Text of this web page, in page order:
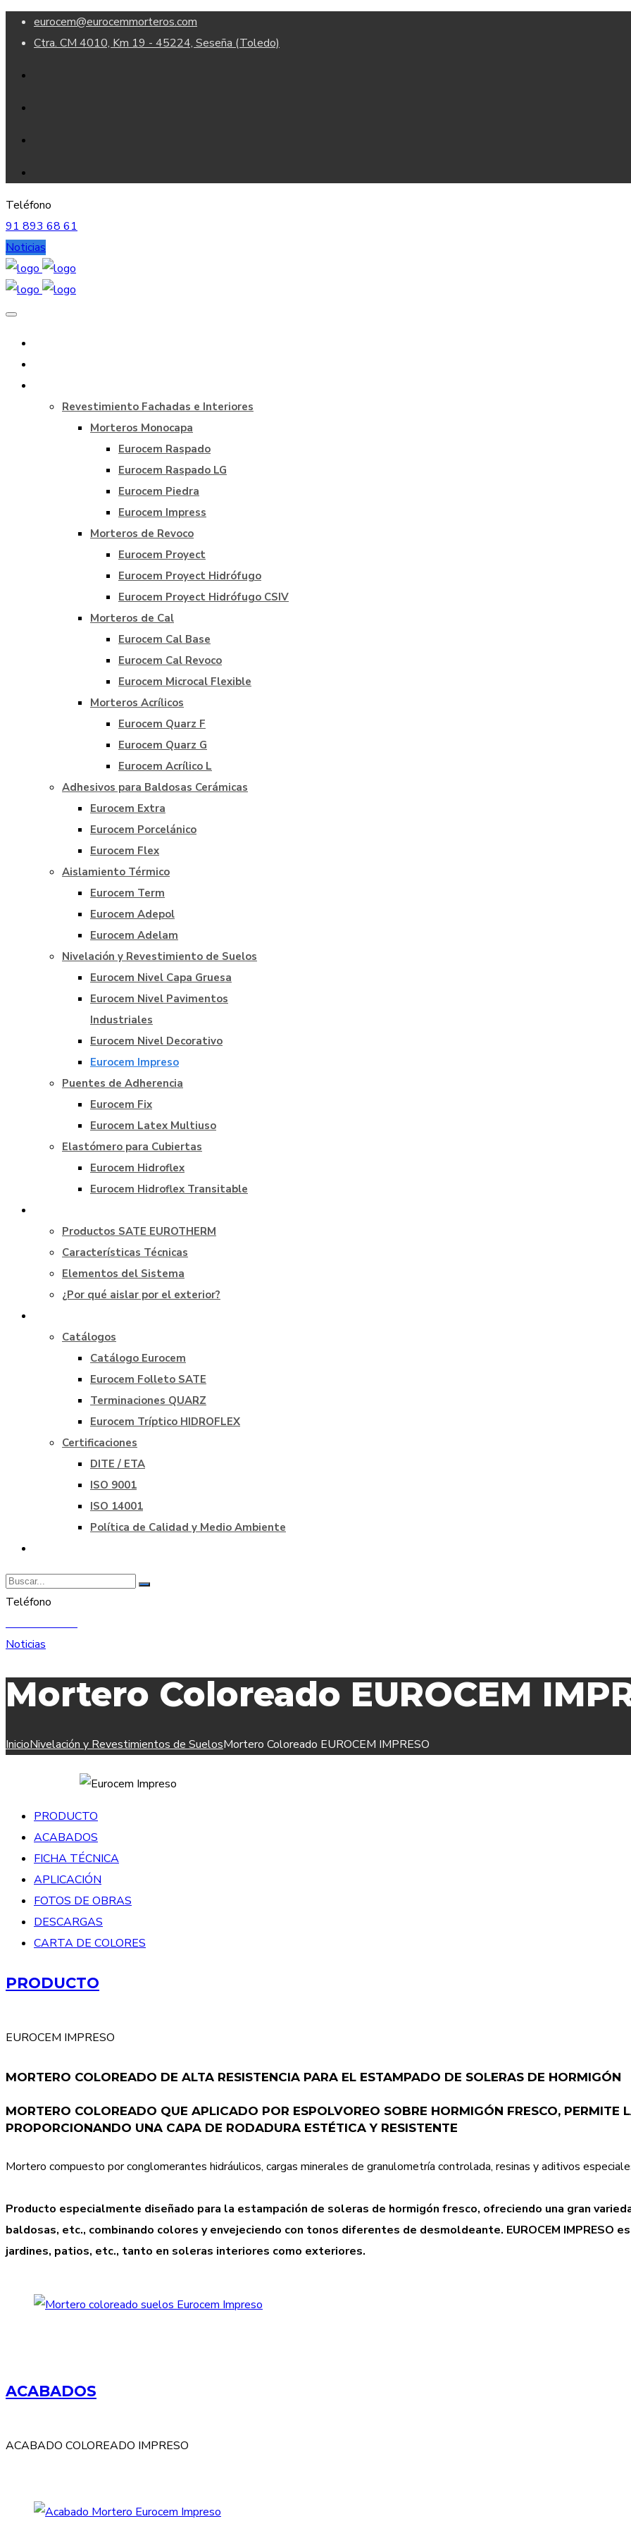
eurocem@eurocemmorteros.com
Ctra. CM 4010, Km 19 - 45224, Seseña (Toledo)
Teléfono
91 893 68 61
Noticias
Revestimiento Fachadas e Interiores
Morteros Monocapa
Eurocem Raspado
Eurocem Raspado LG
Eurocem Piedra
Eurocem Impress
Morteros de Revoco
Eurocem Proyect
Eurocem Proyect Hidrófugo
Eurocem Proyect Hidrófugo CSIV
Morteros de Cal
Eurocem Cal Base
Eurocem Cal Revoco
Eurocem Microcal Flexible
Morteros Acrílicos
Eurocem Quarz F
Eurocem Quarz G
Eurocem Acrílico L
Adhesivos para Baldosas Cerámicas
Eurocem Extra
Eurocem Porcelánico
Eurocem Flex
Aislamiento Térmico
Eurocem Term
Eurocem Adepol
Eurocem Adelam
Nivelación y Revestimiento de Suelos
Eurocem Nivel Capa Gruesa
Eurocem Nivel Pavimentos
Industriales
Eurocem Nivel Decorativo
Eurocem Impreso
Puentes de Adherencia
Eurocem Fix
Eurocem Latex Multiuso
Elastómero para Cubiertas
Eurocem Hidroflex
Eurocem Hidroflex Transitable
Productos SATE EUROTHERM
Características Técnicas
Elementos del Sistema
¿Por qué aislar por el exterior?
Catálogos
Catálogo Eurocem
Eurocem Folleto SATE
Terminaciones QUARZ
Eurocem Tríptico HIDROFLEX
Certificaciones
DITE / ETA
ISO 9001
ISO 14001
Política de Calidad y Medio Ambiente
Teléfono
Noticias
Mortero Coloreado EUROCEM
InicioNivelación y Revestimientos de SuelosMortero Coloreado EUROCEM IMPRESO
PRODUCTO
ACABADOS
FICHA TÉCNICA
APLICACIÓN
FOTOS DE OBRAS
DESCARGAS
CARTA DE COLORES
PRODUCTO
EUROCEM IMPRESO
MORTERO COLOREADO DE ALTA RESISTENCIA PARA EL ESTAMPADO DE SOLERAS DE HORMIGÓN
MORTERO COLOREADO QUE APLICADO POR ESPOLVOREO SOBRE HORMIGÓN FRESCO, PERMITE
PROPORCIONANDO UNA CAPA DE RODADURA ESTÉTICA Y RESISTENTE
Mortero compuesto por conglomerantes hidráulicos, cargas minerales de granulometría controlada, resinas y aditivos
Producto especialmente diseñado para la estampación de soleras de hormigón fresco, ofreciendo una gran
baldosas, etc., combinando colores y envejeciendo con tonos diferentes de desmoldeante. EUROCEM IMPRESO
jardines, patios, etc., tanto en soleras interiores como exteriores.
ACABADOS
ACABADO COLOREADO IMPRESO